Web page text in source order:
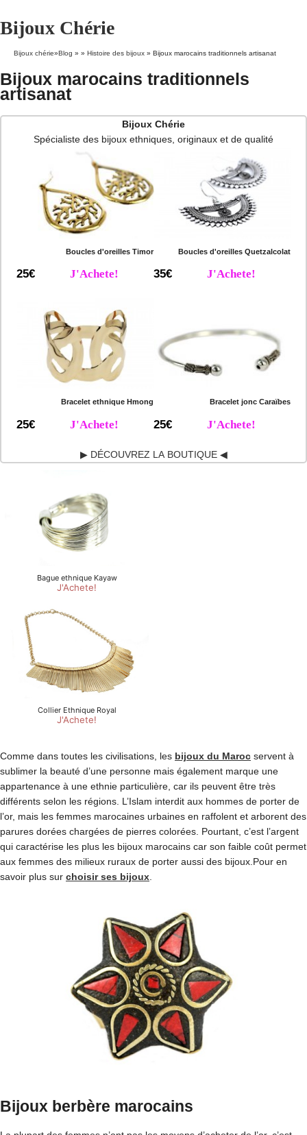
Bijoux Chérie
Bijoux chérie»Blog » » Histoire des bijoux » Bijoux marocains traditionnels artisanat
Bijoux marocains traditionnels
artisanat
Bijoux Chérie
Spécialiste des bijoux ethniques, originaux et de qualité
Boucles d'oreilles Timor
25€ J'Achete!
Boucles d'oreilles Quetzalcolat
35€ J'Achete!
Bracelet ethnique Hmong
25€ J'Achete!
Bracelet jonc Caraïbes
25€ J'Achete!
▶ DÉCOUVREZ LA BOUTIQUE ◀
Comme dans toutes les civilisations, les bijoux du Maroc servent à
sublimer la beauté d’une personne mais également marque une
appartenance à une ethnie particulière, car ils peuvent être très
différents selon les régions. L’Islam interdit aux hommes de porter de
l’or, mais les femmes marocaines urbaines en raffolent et arborent des
parures dorées chargées de pierres colorées. Pourtant, c’est l’argent
qui caractérise les plus les bijoux marocains car son faible coût permet
aux femmes des milieux ruraux de porter aussi des bijoux.Pour en
savoir plus sur choisir ses bijoux.
Bijoux berbère marocains